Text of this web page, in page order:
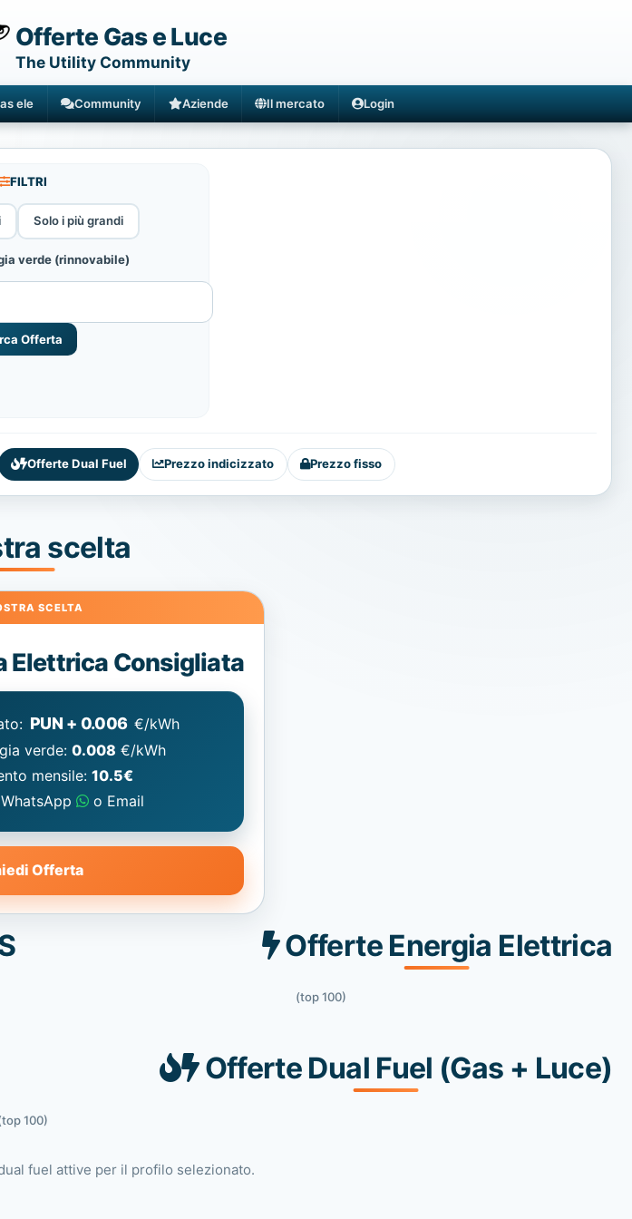
Offerte Gas e Luce
The Utility Community
ele Community Aziende Il mercato Login
FILTRI
Solo i più grandi
verde (rinnovabile)
Offerta
Offerte Dual Fuel Prezzo indicizzato Prezzo fisso
scelta
Elettrica Consigliata
PUN + 0.006 €/kWh
verde: 0.008 €/kWh
mensile: 10.5€
o Email
Offerta
Offerte Energia Elettrica
(top 100)
Offerte Dual Fuel (Gas + Luce)
100)
fuel attive per il profilo selezionato.